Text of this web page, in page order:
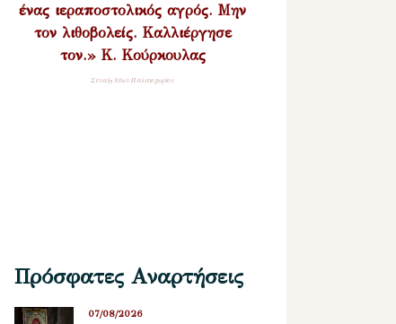
ένας ιεραποστολικός αγρός. Μην
τον λιθοβολείς. Καλλιέργησε
τον.» Κ. Κούρκουλας
Σύναξη Νέων Παλαιοχωρίου
Πρόσφατες Αναρτήσεις
07/08/2026